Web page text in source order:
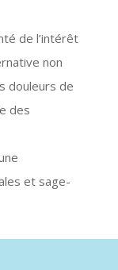
de l’intérêt
non
douleurs de
des
et sage-